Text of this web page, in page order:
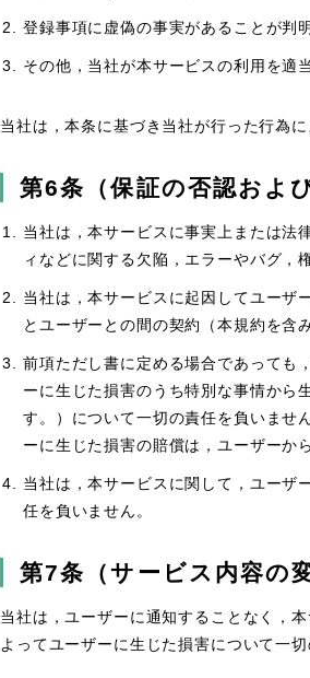
登録事項に虚偽の事実があることが判
その他，当社が本サービスの利用を適
当社は，本条に基づき当社が行った行為
第6条（保証の否認およ
当社は，本サービスに事実上または法
ィなどに関する欠陥，エラーやバグ，
当社は，本サービスに起因してユーザ
とユーザーとの間の契約（本規約を含
前項ただし書に定める場合であっても
ーに生じた損害のうち特別な事情から
す。）について一切の責任を負いませ
ーに生じた損害の賠償は，ユーザーか
当社は，本サービスに関して，ユーザ
任を負いません。
第7条（サービス内容の
当社は，ユーザーに通知することなく，
よってユーザーに生じた損害について一切